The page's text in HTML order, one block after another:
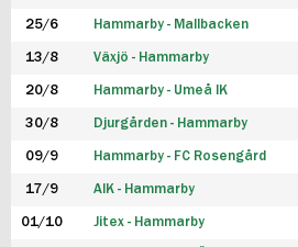
25/6 Hammarby - Mallbacken
13/8 Växjö - Hammarby
20/8 Hammarby - Umeå IK
30/8 Djurgården - Hammarby
09/9 Hammarby - FC Rosengård
17/9 AIK - Hammarby
01/10 Jitex - Hammarby